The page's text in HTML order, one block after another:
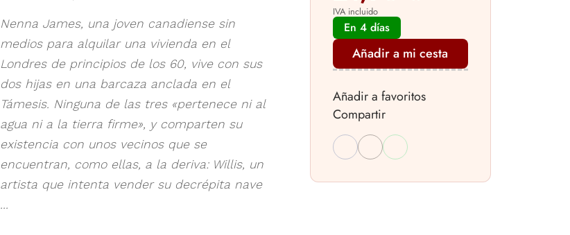
Nenna James, una joven canadiense sin
medios para alquilar una vivienda en el
Londres de principios de los 60, vive con sus
dos hijas en una barcaza anclada en el
Támesis. Ninguna de las tres «pertenece ni al
agua ni a la tierra firme», y comparten su
existencia con unos vecinos que se
encuentran, como ellas, a la deriva: Willis, un
artista que intenta vender su decrépita nave
...
IVA incluido
En 4 días
Añadir a mi cesta
Añadir a favoritos
Compartir